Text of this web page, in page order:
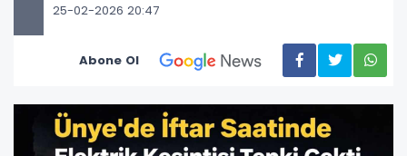
25-02-2026 20:47
Abone Ol